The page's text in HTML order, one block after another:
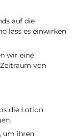
auf die
lass es einwirken
wir eine
von
die Lotion
um ihren